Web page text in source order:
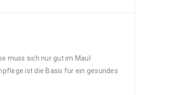
muss sich nur gut im Maul
ist die Basis für ein gesundes